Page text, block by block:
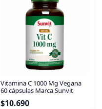
Vitamina C 1000 Mg Vegana
60 cápsulas Marca Sunvit
$10.690